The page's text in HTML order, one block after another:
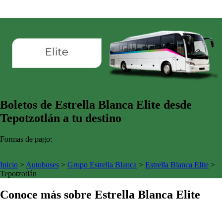
Boletos de Estrella Blanca Elite desde
Tepotzotlán a tu destino
Formas de pago:
Inicio > Autobuses > Grupo Estrella Blanca > Estrella Blanca Elite >
Tepotzotlán
Conoce más sobre Estrella Blanca Elite